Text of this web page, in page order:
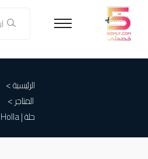
الرئيسية >
المتاجر >
حلة | Holla